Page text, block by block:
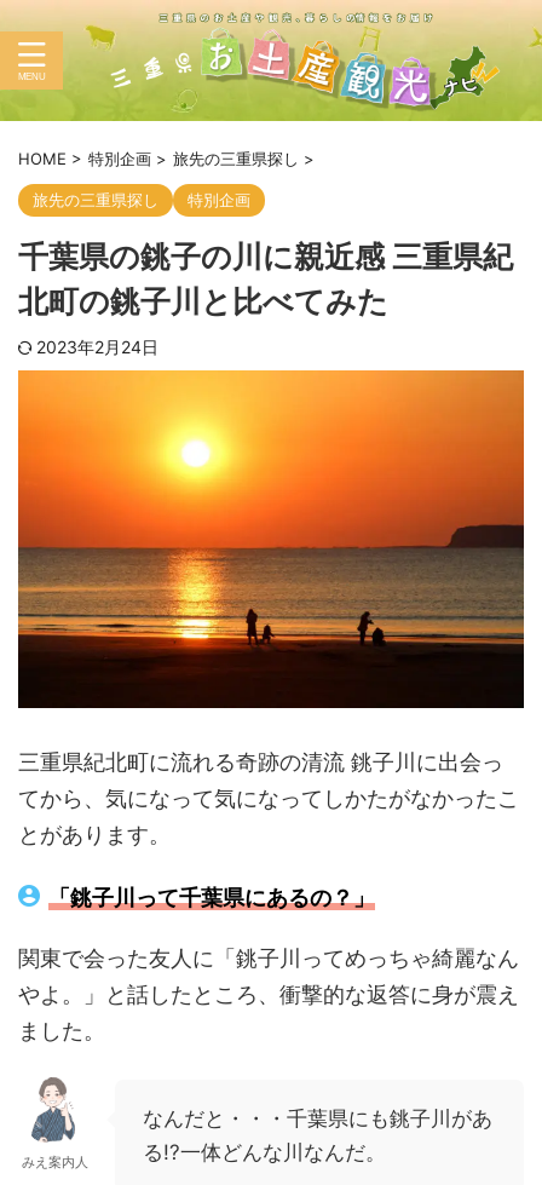
HOME > 特別企画 > 旅先の三重県探し >
旅先の三重県探し 特別企画
千葉県の銚子の川に親近感 三重県紀
北町の銚子川と比べてみた
2023年2月24日
三重県紀北町に流れる奇跡の清流 銚子川に出会っ
てから、気になって気になってしかたがなかったこ
とがあります。
「銚子川って千葉県にあるの？」
関東で会った友人に「銚子川ってめっちゃ綺麗なん
やよ。」と話したところ、衝撃的な返答に身が震え
ました。
みえ案内人
なんだと・・・千葉県にも銚子川があ
る!?一体どんな川なんだ。